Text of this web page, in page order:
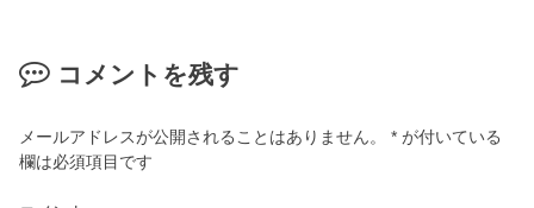
コメントを残す
メールアドレスが公開されることはありません。 * が付いている
欄は必須項目です